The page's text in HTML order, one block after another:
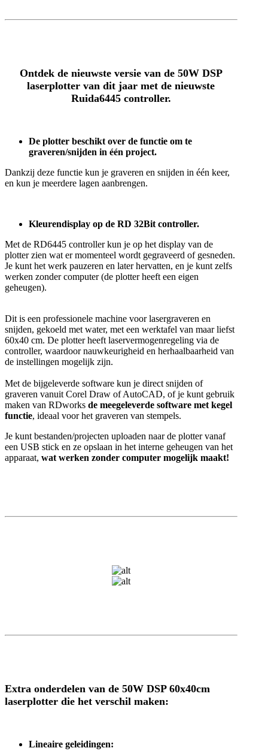
Ontdek de nieuwste versie van de 50W DSP
laserplotter van dit jaar met de nieuwste
Ruida6445 controller.
De plotter beschikt over de functie om te
graveren/snijden in één project.
Dankzij deze functie kun je graveren en snijden in één keer,
en kun je meerdere lagen aanbrengen.
Kleurendisplay op de RD 32Bit controller.
Met de RD6445 controller kun je op het display van de
plotter zien wat er momenteel wordt gegraveerd of gesneden.
Je kunt het werk pauzeren en later hervatten, en je kunt zelfs
werken zonder computer (de plotter heeft een eigen
geheugen).
Dit is een professionele machine voor lasergraveren en
snijden, gekoeld met water, met een werktafel van maar liefst
60x40 cm. De plotter heeft laservermogenregeling via de
controller, waardoor nauwkeurigheid en herhaalbaarheid van
de instellingen mogelijk zijn.
Met de bijgeleverde software kun je direct snijden of
graveren vanuit Corel Draw of AutoCAD, of je kunt gebruik
maken van RDworks de meegeleverde software met kegel
functie, ideaal voor het graveren van stempels.
Je kunt bestanden/projecten uploaden naar de plotter vanaf
een USB stick en ze opslaan in het interne geheugen van het
apparaat, wat werken zonder computer mogelijk maakt!
Extra onderdelen van de 50W DSP 60x40cm
laserplotter die het verschil maken:
Lineaire geleidingen: